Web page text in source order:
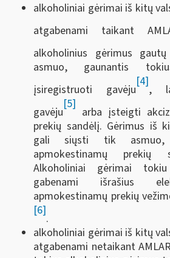
alkoholiniai gėrimai iš kitų
atgabenami taikant
alkoholinius gėrimus
asmuo, gaunantis
įsiregistruoti gavėju
[4]
,
gavėju
[5]
arba įsteigti
prekių sandėlį. Gėrimus iš
gali siųsti tik asmuo,
apmokestinamų prekių
Alkoholiniai gėrimai
gabenami išrašius
apmokestinamų prekių
[6]
.
alkoholiniai gėrimai iš kitų
atgabenami netaikant